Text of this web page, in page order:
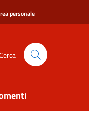
personale
Cerca